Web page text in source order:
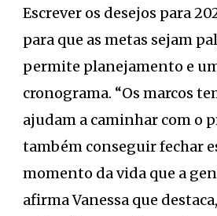
Escrever os desejos para
para que as metas sejam
permite planejamento e
cronograma. “Os marcos
ajudam a caminhar com o
também conseguir fechar
momento da vida que a
afirma Vanessa que